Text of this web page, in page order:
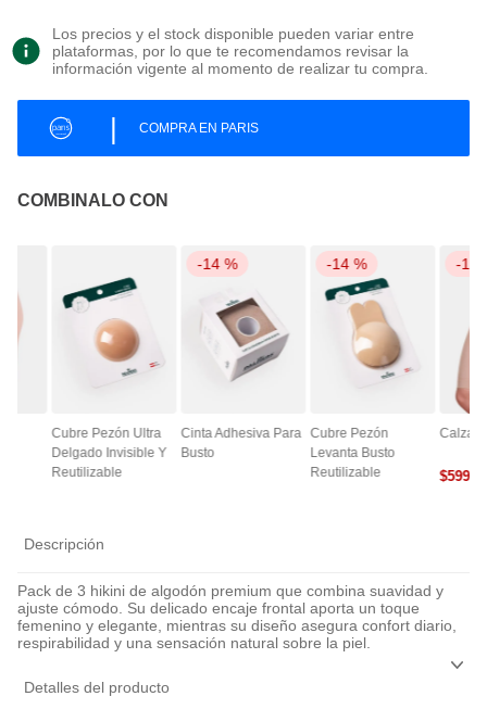
Los precios y el stock disponible pueden variar entre
plataformas, por lo que te recomendamos revisar la
información vigente al momento de realizar tu compra.
| COMPRA EN PARIS
COMBINALO CON
Cubre Pezón Ultra
Delgado Invisible Y
Reutilizable
-14 %
Cinta Adhesiva Para
Busto
-14 %
Cubre Pezón
Levanta Busto
Reutilizable
-14
Calza
$5990
Descripción
Pack de 3 hikini de algodón premium que combina suavidad y
ajuste cómodo. Su delicado encaje frontal aporta un toque
femenino y elegante, mientras su diseño asegura confort diario,
respirabilidad y una sensación natural sobre la piel.
Detalles del producto